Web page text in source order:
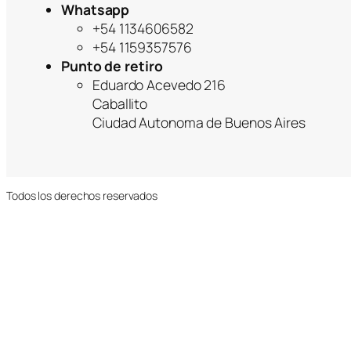
Whatsapp
+54 1134606582
+54 1159357576
Punto de retiro
Eduardo Acevedo 216
Caballito
Ciudad Autonoma de Buenos Aires
Todos los derechos reservados